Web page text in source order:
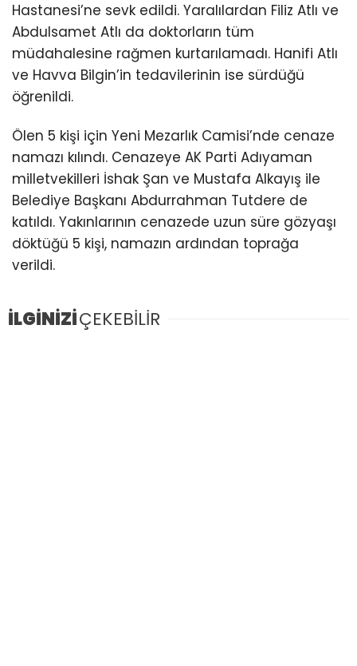
Hastanesi’ne sevk edildi. Yaralılardan Filiz Atlı ve
Abdulsamet Atlı da doktorların tüm
müdahalesine rağmen kurtarılamadı. Hanifi Atlı
ve Havva Bilgin’in tedavilerinin ise sürdüğü
öğrenildi.
Ölen 5 kişi için Yeni Mezarlık Camisi’nde cenaze
namazı kılındı. Cenazeye AK Parti Adıyaman
milletvekilleri İshak Şan ve Mustafa Alkayış ile
Belediye Başkanı Abdurrahman Tutdere de
katıldı. Yakınlarının cenazede uzun süre gözyaşı
döktüğü 5 kişi, namazın ardından toprağa
verildi.
İLGİNİZİÇEKEBİLİR